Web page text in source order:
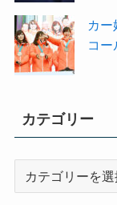
カ
コー
カテゴリー